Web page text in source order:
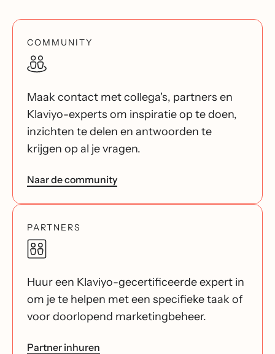
COMMUNITY
Maak contact met collega's, partners en
Klaviyo-experts om inspiratie op te doen,
inzichten te delen en antwoorden te
krijgen op al je vragen.
Naar de community
PARTNERS
Huur een Klaviyo-gecertificeerde expert in
om je te helpen met een specifieke taak of
voor doorlopend marketingbeheer.
Partner inhuren